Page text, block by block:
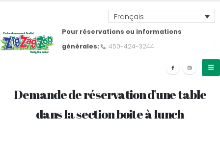
Français
Pour réservations ou informations
générales:
450-424-3244
Demande de réservation d’une table
dans la section boite à lunch